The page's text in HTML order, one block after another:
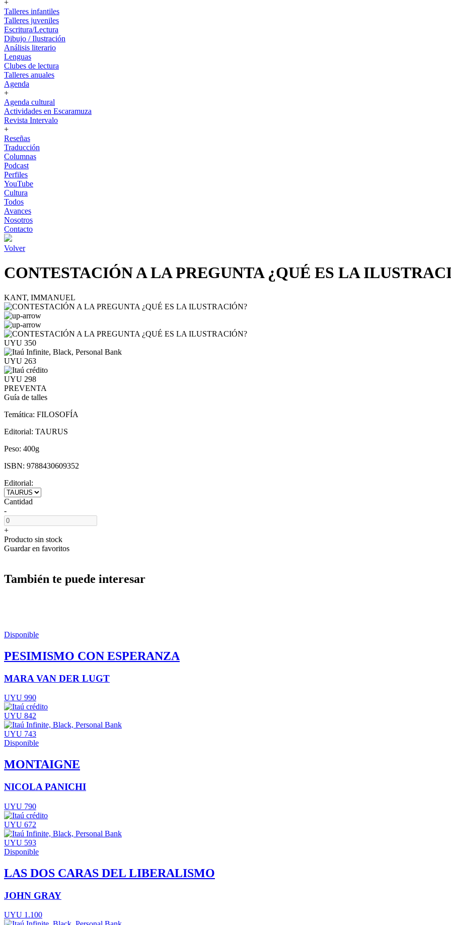
+
Talleres infantiles
Talleres juveniles
Escritura/Lectura
Dibujo / Ilustración
Análisis literario
Lenguas
Clubes de lectura
Talleres anuales
Agenda
+
Agenda cultural
Actividades en Escaramuza
Revista Intervalo
+
Reseñas
Traducción
Columnas
Podcast
Perfiles
YouTube
Cultura
Todos
Avances
Nosotros
Contacto
Volver
CONTESTACIÓN A LA PREGUNTA ¿QUÉ ES LA
KANT, IMMANUEL
UYU 350
UYU 263
UYU 298
PREVENTA
Guía de talles
Temática: FILOSOFÍA
Editorial: TAURUS
Peso: 400g
ISBN: 9788430609352
Editorial:
Cantidad
-
+
Producto sin stock
Guardar en favoritos
También te puede interesar
Disponible
PESIMISMO CON ESPERANZA
MARA VAN DER LUGT
UYU 990
UYU 842
UYU 743
Disponible
MONTAIGNE
NICOLA PANICHI
UYU 790
UYU 672
UYU 593
Disponible
LAS DOS CARAS DEL LIBERALISMO
JOHN GRAY
UYU 1.100